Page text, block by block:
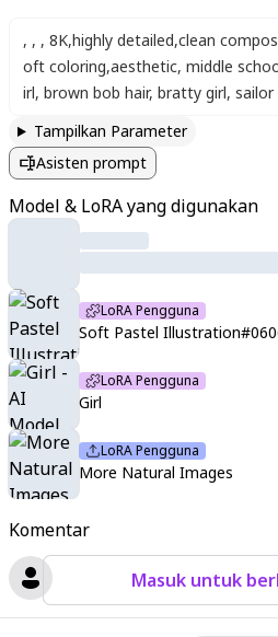
Komentar
Masuk untuk
, , , 8K,highly detailed,clean
oft coloring,aesthetic, middle
irl, brown bob hair, bratty girl,
Tampilkan Parameter
Asisten prompt
Model & LoRA yang digunakan
LoRA Pengguna
Soft Pastel
LoRA Pengguna
Girl
LoRA Pengguna
More Natural Images